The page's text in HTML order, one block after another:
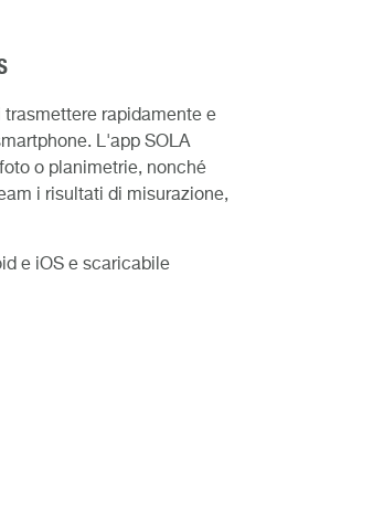
rapidamente e
L'app SOLA
o planimetrie, nonché
i risultati di misurazione,
e iOS e scaricabile